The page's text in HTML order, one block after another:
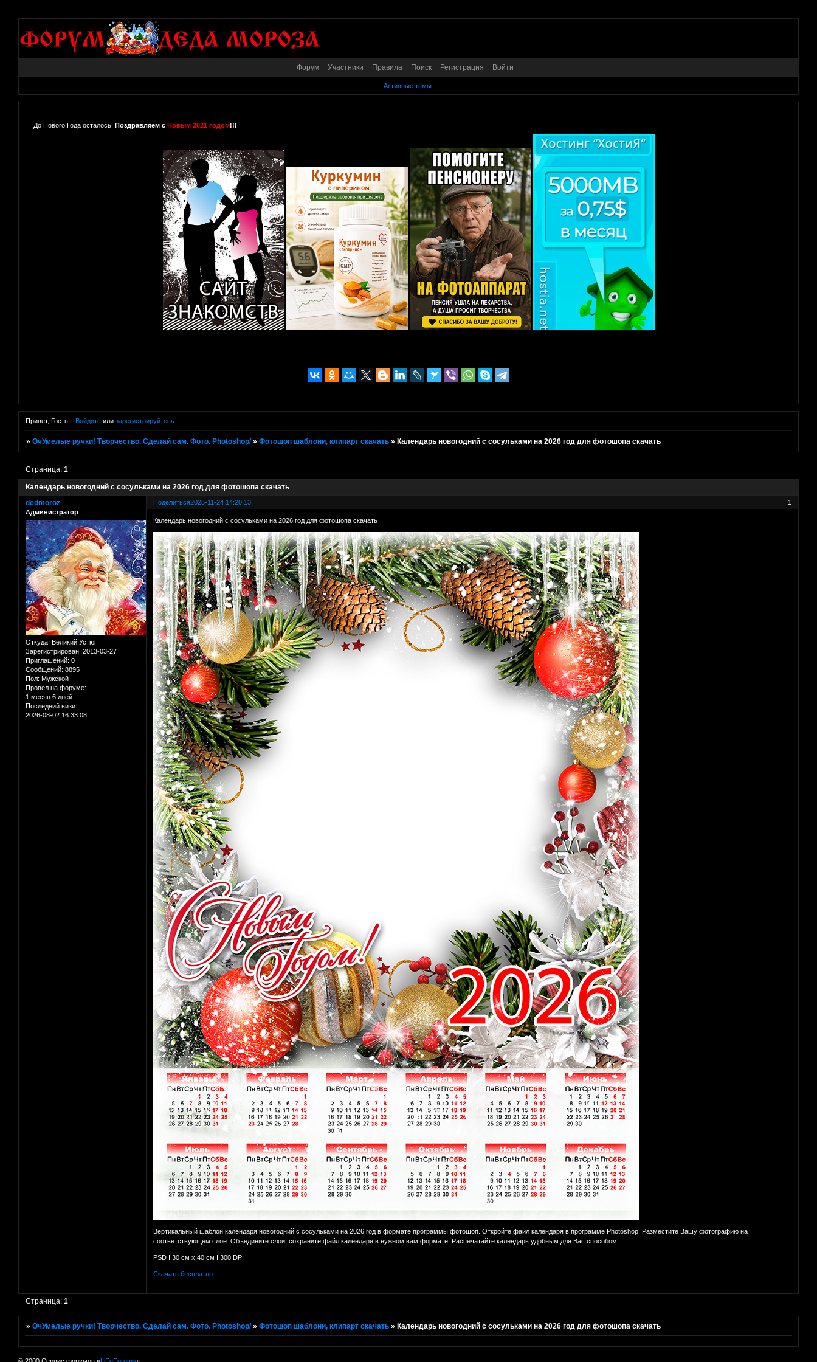
Форум Участники Правила Поиск Регистрация Войти
Активные темы
До Нового Года осталось: Поздравляем с Новым 2021 годом!!!
Привет, Гость! Войдитеили зарегистрируйтесь.
»ОчУмелые ручки! Творчество. Сделай сам. Фото. Photoshop/ »Фотошоп шаблони, клипарт скачать » Календарь новогодний с сосульками на 2026 год для фотошопа скачать
Календарь новогодний с сосульками на 2026 год для фотошопа скачать
Страница:1
Поделиться 1
2025-11-24 14:20:13
dedmoroz
Администратор
Откуда: Великий Устюг
Зарегистрирован: 2013-03-27
Приглашений: 0
Сообщений: 8895
Пол: Мужской
Провел на форуме:
1 месяц 6 дней
Последний визит:
2026-08-02 16:33:08
Календарь новогодний с сосульками на 2026 год для фотошопа скачать
Вертикальный шаблон календаря новогодний с сосульками на 2026 год в формате программы фотошоп. Откройте файл календаря в программе Photoshop. Разместите Вашу фотографию на
соответствующем слое. Объедините слои, сохраните файл календаря в нужном вам формате. Распечатайте календарь удобным для Вас способом
PSD I 30 см х 40 см I 300 DPI
Скачать бесплатно
Страница:1
»ОчУмелые ручки! Творчество. Сделай сам. Фото. Photoshop/ »Фотошоп шаблони, клипарт скачать » Календарь новогодний с сосульками на 2026 год для фотошопа скачать